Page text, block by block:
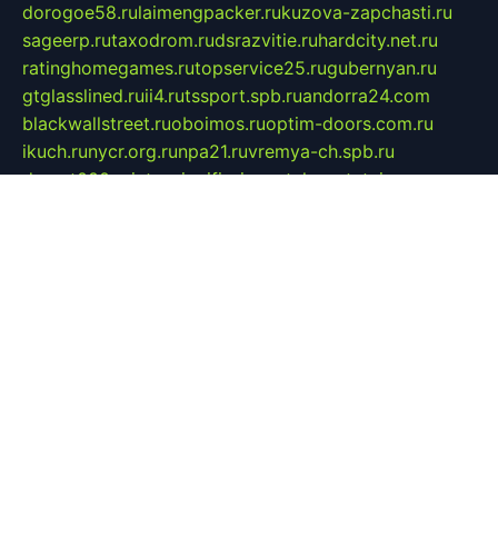
dorogoe58.rulaimengpacker.rukuzova-zapchasti.ru
sageerp.rutaxodrom.rudsrazvitie.ruhardcity.net.ru
ratinghomegames.rutopservice25.rugubernyan.ru
gtglasslined.ruii4.rutssport.spb.ruandorra24.com
blackwallstreet.ruoboimos.ruoptim-doors.com.ru
ikuch.runycr.org.runpa21.ruvremya-ch.spb.ru
desert000.ruivtorgi.ruifiori.rucatalog-statei.ru